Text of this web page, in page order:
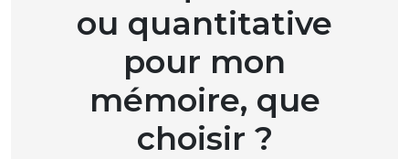
ou quantitative
pour mon
mémoire, que
choisir ?